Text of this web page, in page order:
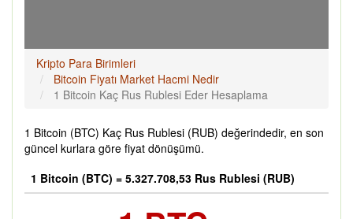
Kripto Para Birimleri
Bitcoin Fiyatı Market Hacmi Nedir
1 Bitcoin Kaç Rus Rublesi Eder Hesaplama
1 Bitcoin (BTC) Kaç Rus Rublesi (RUB) değerindedir, en son
güncel kurlara göre fiyat dönüşümü.
1 Bitcoin (BTC) = 5.327.708,53 Rus Rublesi (RUB)